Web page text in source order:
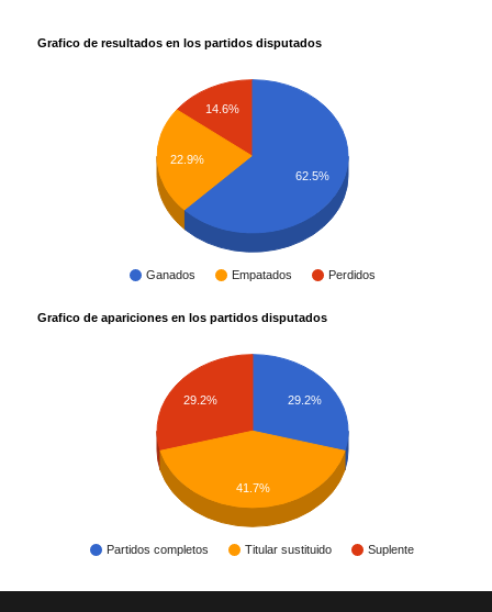
Grafico de resultados en los partidos disputados
Ganados Empatados Perdidos
14.6%
22.9%
62.5%
Grafico de apariciones en los partidos disputados
Partidos completos Titular sustituido Suplente
29.2%
29.2%
41.7%